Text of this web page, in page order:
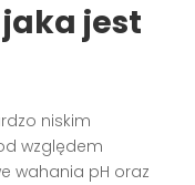
jest
niskim
względem
wahania pH oraz